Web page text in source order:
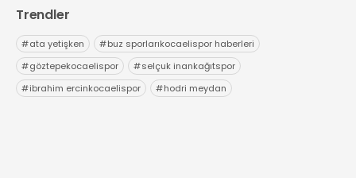
Trendler
#ata yetişken #buz sporlarıkocaelispor haberleri
#göztepekocaelispor #selçuk inankağıtspor
#ibrahim ercinkocaelispor #hodri meydan